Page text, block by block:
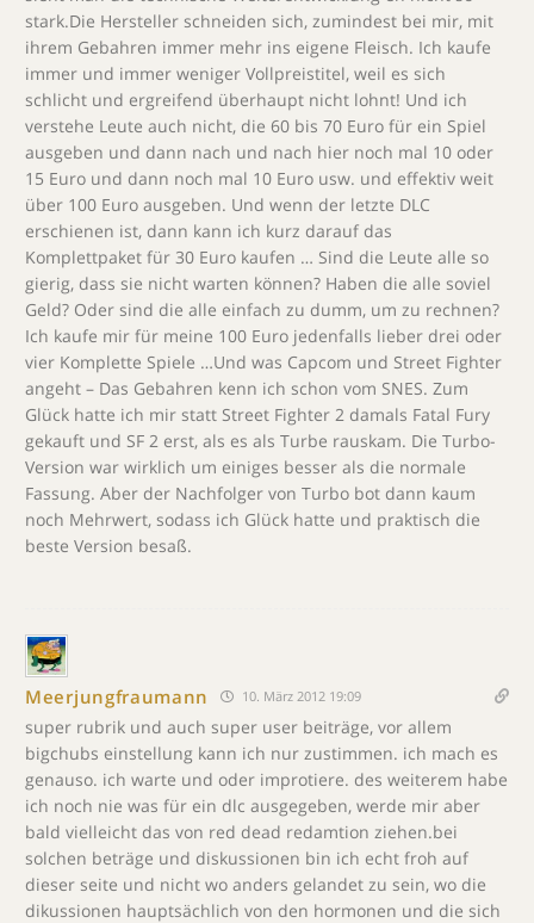
stark.Die Hersteller schneiden sich, zumindest bei mir, mit
ihrem Gebahren immer mehr ins eigene Fleisch. Ich kaufe
immer und immer weniger Vollpreistitel, weil es sich
schlicht und ergreifend überhaupt nicht lohnt! Und ich
verstehe Leute auch nicht, die 60 bis 70 Euro für ein Spiel
ausgeben und dann nach und nach hier noch mal 10 oder
15 Euro und dann noch mal 10 Euro usw. und effektiv weit
über 100 Euro ausgeben. Und wenn der letzte DLC
erschienen ist, dann kann ich kurz darauf das
Komplettpaket für 30 Euro kaufen … Sind die Leute alle so
gierig, dass sie nicht warten können? Haben die alle soviel
Geld? Oder sind die alle einfach zu dumm, um zu rechnen?
Ich kaufe mir für meine 100 Euro jedenfalls lieber drei oder
vier Komplette Spiele …Und was Capcom und Street Fighter
angeht – Das Gebahren kenn ich schon vom SNES. Zum
Glück hatte ich mir statt Street Fighter 2 damals Fatal Fury
gekauft und SF 2 erst, als es als Turbe rauskam. Die Turbo-
Version war wirklich um einiges besser als die normale
Fassung. Aber der Nachfolger von Turbo bot dann kaum
noch Mehrwert, sodass ich Glück hatte und praktisch die
beste Version besaß.
Meerjungfraumann 10. März 2012 19:09
super rubrik und auch super user beiträge, vor allem
bigchubs einstellung kann ich nur zustimmen. ich mach es
genauso. ich warte und oder improtiere. des weiterem habe
ich noch nie was für ein dlc ausgegeben, werde mir aber
bald vielleicht das von red dead redamtion ziehen.bei
solchen beträge und diskussionen bin ich echt froh auf
dieser seite und nicht wo anders gelandet zu sein, wo die
dikussionen hauptsächlich von den hormonen und die sich